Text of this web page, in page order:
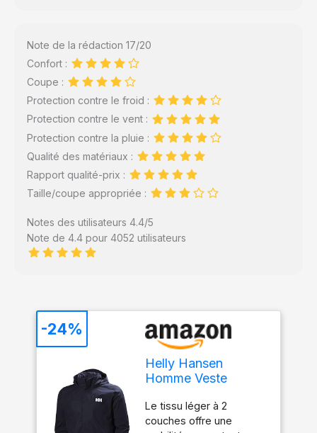
Note de la rédaction 17/20
Confort :
Coupe :
Protection contre le froid :
Protection contre le vent :
Protection contre la pluie :
Qualité des matériaux :
Rapport qualité-prix :
Taille/coupe appropriée :
Notes des utilisateurs 4.4/5
Note de 4.4 pour 4052 utilisateurs
Helly Hansen
Homme Veste
Marine, 2XL
Le tissu léger à 2
couches offre une
-24%